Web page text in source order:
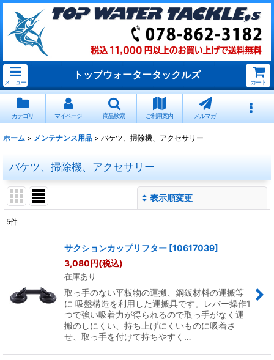
メニュー
トップウォータータックルズ
カート
カテゴリ マイページ 商品検索 ご利用案内 メルマガ
ホーム > メンテナンス用品 > バケツ、掃除機、アクセサリー
バケツ、掃除機、アクセサリー
表示順変更
絞り込む
5件
サクションカップリフター [10617039]
3,080円(税込)
在庫あり
取っ手のない平板物の運搬、鋼鈑材料の運搬等
に 吸盤構造を利用した運搬具です。レバー操作1
つで強い吸着力が得られるので取っ手がなく運
搬のしにくい、持ち上げにくいものに吸着さ
せ、取っ手を付けて持ちやすく…